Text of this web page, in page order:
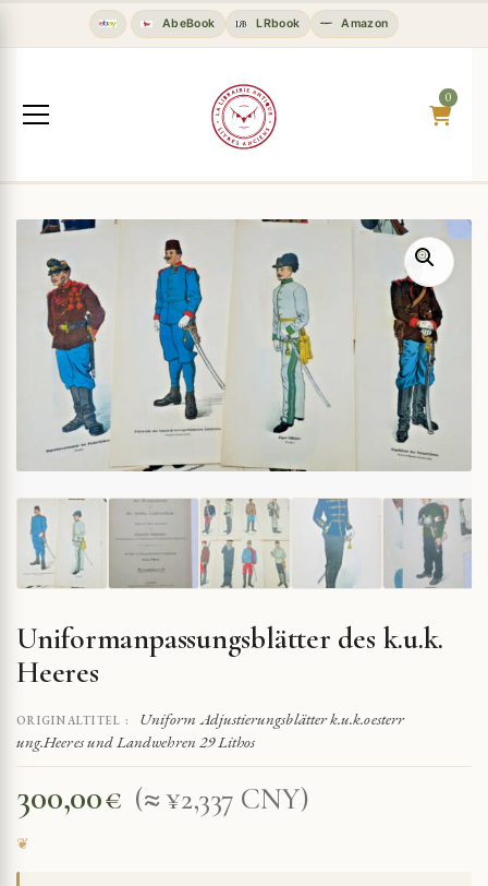
AbeBook LRbook Amazon
0
Uniformanpassungsblätter des k.u.k.
Heeres
ORIGINALTITEL :
Uniform Adjustierungsblätter k.u.k.oesterr
ung.Heeres und Landwehren 29 Lithos
300,00€ (≈ ¥2,337 CNY)